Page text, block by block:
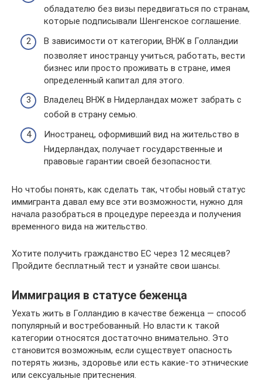
обладателю без визы передвигаться по странам,
которые подписывали Шенгенское соглашение.
В зависимости от категории, ВНЖ в Голландии
позволяет иностранцу учиться, работать, вести
бизнес или просто проживать в стране, имея
определенный капитал для этого.
Владелец ВНЖ в Нидерландах может забрать с
собой в страну семью.
Иностранец, оформивший вид на жительство в
Нидерландах, получает государственные и
правовые гарантии своей безопасности.
Но чтобы понять, как сделать так, чтобы новый статус
иммигранта давал ему все эти возможности, нужно для
начала разобраться в процедуре переезда и получения
временного вида на жительство.
Хотите получить гражданство ЕС через 12 месяцев?
Пройдите бесплатный тест и узнайте свои шансы.
Иммиграция в статусе беженца
Уехать жить в Голландию в качестве беженца — способ
популярный и востребованный. Но власти к такой
категории относятся достаточно внимательно. Это
становится возможным, если существует опасность
потерять жизнь, здоровье или есть какие-то этнические
или сексуальные притеснения.